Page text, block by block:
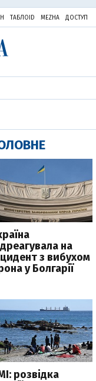
ТАБЛОID MEZHA ДОСТУП
на
з вибухом
у Болгарії
розвідка